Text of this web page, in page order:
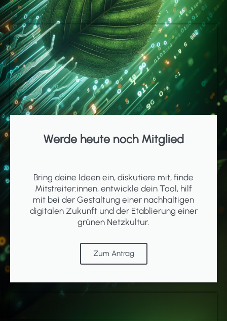
Werde heute noch Mitglied
Bring deine Ideen ein, diskutiere mit, finde
Mitstreiter:innen, entwickle dein Tool, hilf
mit bei der Gestaltung einer nachhaltigen
digitalen Zukunft und der Etablierung einer
grünen Netzkultur.
Zum Antrag